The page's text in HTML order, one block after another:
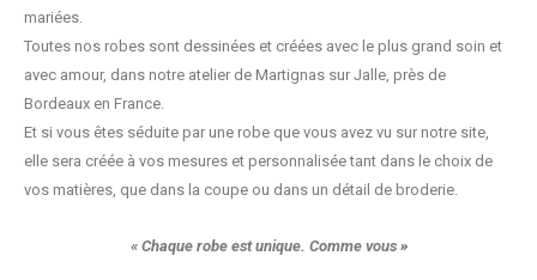
mariées.
Toutes nos robes sont dessinées et créées avec le plus grand soin et
avec amour, dans notre atelier de Martignas sur Jalle, près de
Bordeaux en France.
Et si vous êtes séduite par une robe que vous avez vu sur notre site,
elle sera créée à vos mesures et personnalisée tant dans le choix de
vos matières, que dans la coupe ou dans un détail de broderie.
« Chaque robe est unique. Comme vous »